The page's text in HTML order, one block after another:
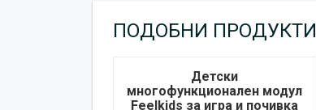
ПОДОБНИ ПРОДУКТИ
Детски
многофункционален модул
Feelkids за игра и почивка